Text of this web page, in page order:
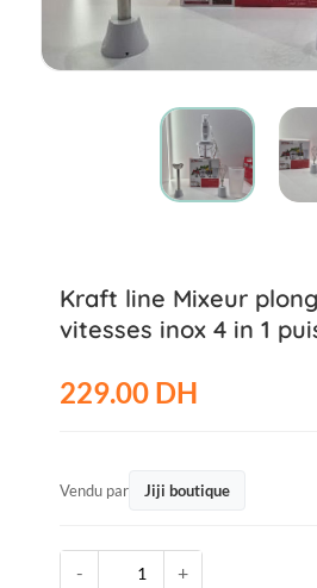
Kraft line Mixeur
vitesses inox 4 in 1
229.00 DH
Vendu par Jiji boutique
- +